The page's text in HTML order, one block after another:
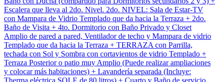
Escalera que lleva al 2do. Nivel. 2do. NIVEL: Sala de Estar-TV
con Mampara de Vidrio Templado que da hacia la Terraza + 2do.
Baño de Visita + 4to. Dormitorio con Baño Privado y Closet
Amplio de pared a pared, Ventilador de techo y Mampara de vidrio
Templado que da hacia la Terraza + TERRAZA con Parrilla,
techada con Sol y Sombra con cortavientos de vidrio Templado +
Terraza Posterior o patio muy Amplio (Puede realizar ampliaciones
y colocar más habitaciones) + Lavandería separada (Incluye:
Therma eléctrica SOLE de 80 litros) + Cuarto y Baño de servicio.